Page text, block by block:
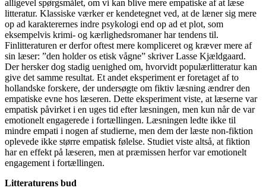
alligevel spørgsmålet, om vi kan blive mere empatiske af at læse
litteratur. Klassiske værker er kendetegnet ved, at de læner sig mere
op ad karakterernes indre psykologi end op ad et plot, som
eksempelvis krimi- og kærlighedsromaner har tendens til.
Finlitteraturen er derfor oftest mere kompliceret og kræver mere af
sin læser: ”den holder os etisk vågne” skriver Lasse Kjældgaard.
Der hersker dog stadig uenighed om, hvorvidt populærlitteratur kan
give det samme resultat. Et andet eksperiment er foretaget af to
hollandske forskere, der undersøgte om fiktiv læsning ændrer den
empatiske evne hos læseren. Dette eksperiment viste, at læserne var
empatisk påvirket i en uges tid efter læsningen, men kun når de var
emotionelt engagerede i fortællingen. Læsningen ledte ikke til
mindre empati i nogen af studierne, men dem der læste non-fiktion
oplevede ikke større empatisk følelse. Studiet viste altså, at fiktion
har en effekt på læseren, men at præmissen herfor var emotionelt
engagement i fortællingen.
Litteraturens bud